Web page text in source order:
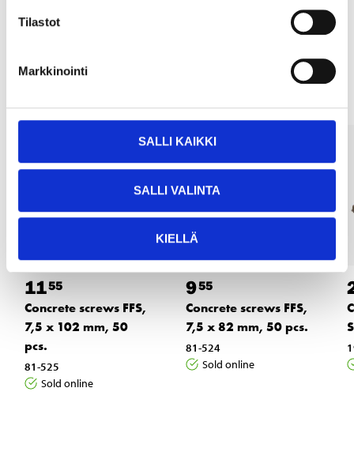
Tilastot
Markkinointi
SALLI KAIKKI
SALLI VALINTA
KIELLÄ
Other customers also bought
1155
Concrete screws FFS,
7,5 x 102 mm, 50
pcs.
81-525
Sold online
955
Concrete screws FFS,
7,5 x 82 mm, 50 pcs.
81-524
Sold online